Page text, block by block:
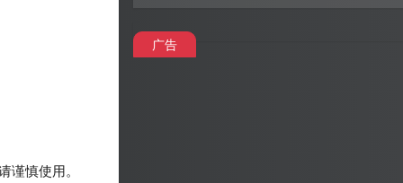
慎使用。
广告